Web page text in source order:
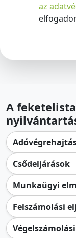
az
A
Csődeljárások
Munkaügyi
Felszámolási